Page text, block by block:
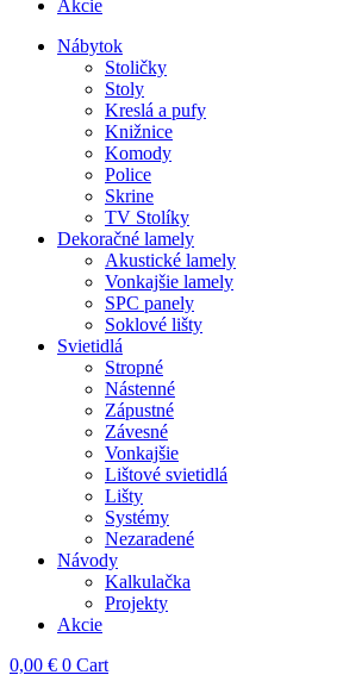
Akcie
Nábytok
Stoličky
Stoly
Kreslá a pufy
Knižnice
Komody
Police
Skrine
TV Stolíky
Dekoračné lamely
Akustické lamely
Vonkajšie lamely
SPC panely
Soklové lišty
Svietidlá
Stropné
Nástenné
Zápustné
Závesné
Vonkajšie
Lištové svietidlá
Lišty
Systémy
Nezaradené
Návody
Kalkulačka
Projekty
Akcie
0,00 € 0 Cart